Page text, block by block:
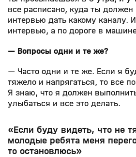
все расписано, куда ты должен
интервью дать какому каналу.
интервью, а по дороге в
— Вопросы одни и те же?
— Часто одни и те же. Если я
тяжело и напрягаться, то все
Я знаю, что я должен
улыбаться и все это делать.
«Если буду видеть, что не
молодые ребята меня
то остановлюсь»